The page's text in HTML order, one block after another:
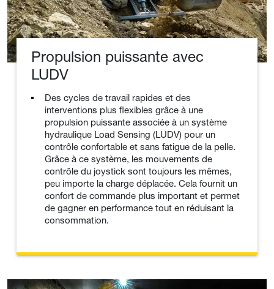
Propulsion puissante avec
LUDV
Des cycles de travail rapides et des
interventions plus flexibles grâce à une
propulsion puissante associée à un système
hydraulique Load Sensing (LUDV) pour un
contrôle confortable et sans fatigue de la pelle.
Grâce à ce système, les mouvements de
contrôle du joystick sont toujours les mêmes,
peu importe la charge déplacée. Cela fournit un
confort de commande plus important et permet
de gagner en performance tout en réduisant la
consommation.